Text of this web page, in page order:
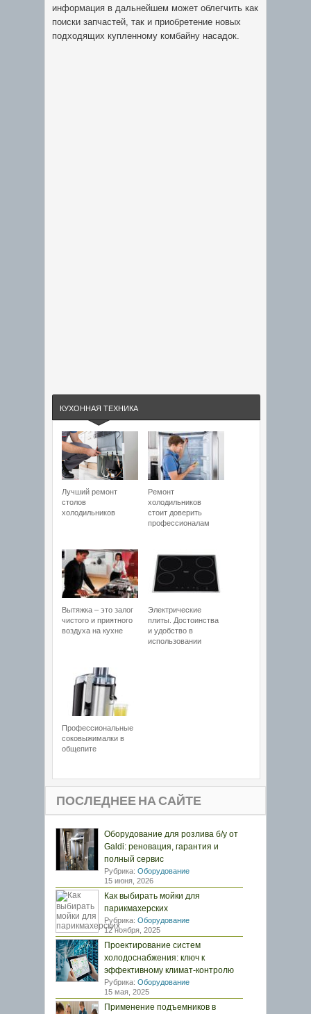
информация в дальнейшем может облегчить как
поиски запчастей, так и приобретение новых
подходящих купленному комбайну насадок.
КУХОННАЯ ТЕХНИКА
Лучший ремонт
столов
холодильников
Ремонт
холодильников
стоит доверить
профессионалам
Вытяжка – это залог
чистого и приятного
воздуха на кухне
Электрические
плиты. Достоинства
и удобство в
использовании
Профессиональные
соковыжималки в
общепите
ПОСЛЕДНЕЕ НА САЙТЕ
Оборудование для розлива б/у от
Galdi: реновация, гарантия и
полный сервис
Рубрика: Оборудование
15 июня, 2026
Как выбирать мойки для
парикмахерских
Рубрика: Оборудование
12 ноября, 2025
Проектирование систем
холодоснабжения: ключ к
эффективному климат-контролю
Рубрика: Оборудование
15 мая, 2025
Применение подъемников в